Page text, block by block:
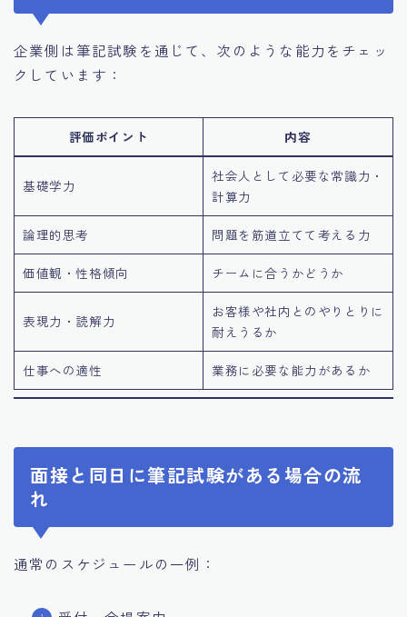
企業側は筆記試験を通じて、次のような能力をチェッ
クしています：
評価ポイント 内容
基礎学力
社会人として必要な常識力・
計算力
論理的思考 問題を筋道立てて考える力
価値観・性格傾向 チームに合うかどうか
表現力・読解力
お客様や社内とのやりとりに
耐えうるか
仕事への適性 業務に必要な能力があるか
面接と同日に筆記試験がある場合の流
れ
通常のスケジュールの一例：